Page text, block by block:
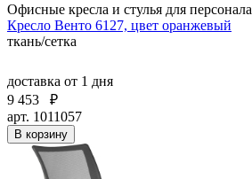
Офисные кресла и стулья для персонала
Кресло Венто 6127, цвет оранжевый
ткань/сетка
доставка от 1 дня
9 453
₽
арт. 1011057
В корзину